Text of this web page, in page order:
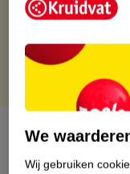
Gratis retourneren
Over dit
We
Wij gebruiken